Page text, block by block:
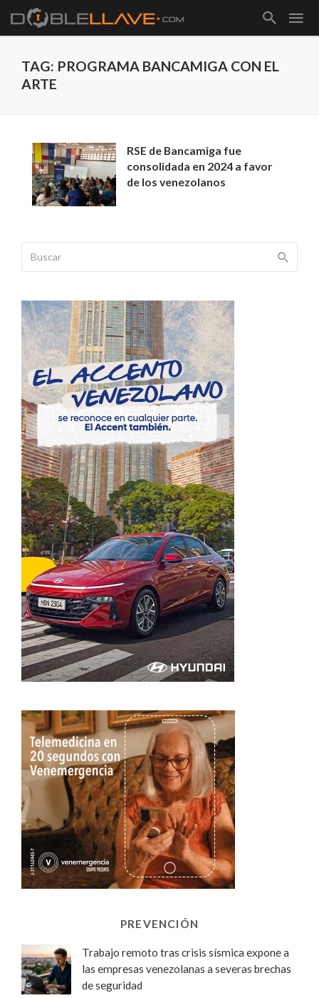
TAG: PROGRAMA BANCAMIGA CON EL
ARTE
RSE de Bancamiga fue
consolidada en 2024 a favor
de los venezolanos
PREVENCIÓN
Trabajo remoto tras crisis sísmica expone a
las empresas venezolanas a severas brechas
de seguridad